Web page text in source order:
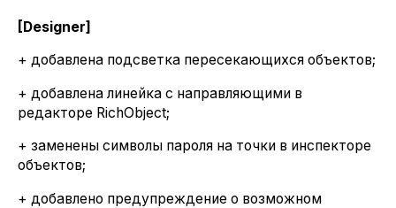
[Designer]
+ добавлена подсветка пересекающихся объектов;
+ добавлена линейка с направляющими в
редакторе RichObject;
+ заменены символы пароля на точки в инспекторе
объектов;
+ добавлено предупреждение о возможном